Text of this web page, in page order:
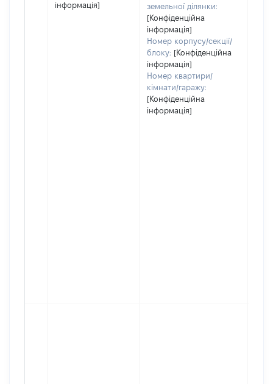
інформація]
земельної ділянки:
[Конфіденційна
інформація]
Номер корпусу/секції/
блоку: [Конфіденційна
інформація]
Номер квартири/
кімнати/гаражу:
[Конфіденційна
інформація]